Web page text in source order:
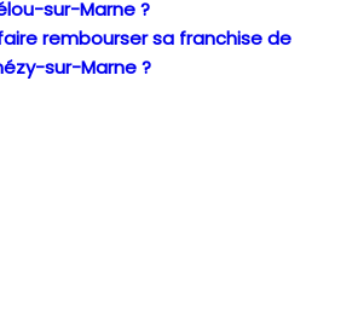
sur-Marne ?
rembourser sa franchise de
sur-Marne ?